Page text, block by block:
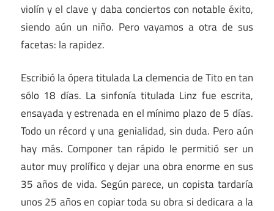
violín y el clave y daba conciertos con notable éxito,
siendo aún un niño. Pero vayamos a otra de sus
facetas: la rapidez.
Escribió la ópera titulada La clemencia de Tito en tan
sólo 18 días. La sinfonía titulada Linz fue escrita,
ensayada y estrenada en el mínimo plazo de 5 días.
Todo un récord y una genialidad, sin duda. Pero aún
hay más. Componer tan rápido le permitió ser un
autor muy prolífico y dejar una obra enorme en sus
35 años de vida. Según parece, un copista tardaría
unos 25 años en copiar toda su obra si dedicara a la